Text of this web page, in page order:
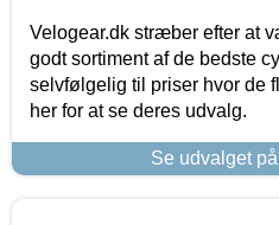
Velogear.dk stræber efter at
godt sortiment af de bedste
selvfølgelig til priser hvor de
her for at se deres udvalg.
Se udvalget